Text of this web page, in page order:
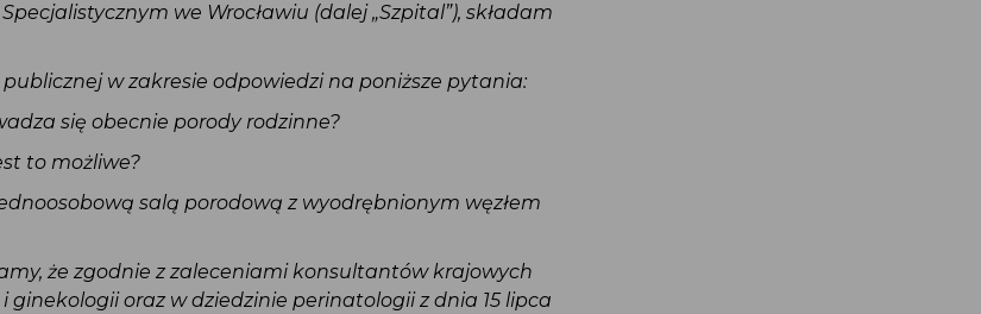
we Wrocławiu (dalej „Szpital”), składam
w zakresie odpowiedzi na poniższe pytania:
się obecnie porody rodzinne?
to możliwe?
salą porodową z wyodrębnionym węzłem
że zgodnie z zaleceniami konsultantów krajowych
ginekologii oraz w dziedzinie perinatologii z dnia 15 lipca